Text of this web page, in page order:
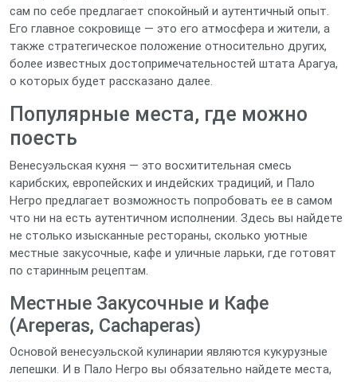
сам по себе предлагает спокойный и аутентичный опыт.
Его главное сокровище — это его атмосфера и жители, а
также стратегическое положение относительно других,
более известных достопримечательностей штата Арагуа,
о которых будет рассказано далее.
Популярные места, где можно
поесть
Венесуэльская кухня — это восхитительная смесь
карибских, европейских и индейских традиций, и Пало
Негро предлагает возможность попробовать ее в самом
что ни на есть аутентичном исполнении. Здесь вы найдете
не столько изысканные рестораны, сколько уютные
местные закусочные, кафе и уличные ларьки, где готовят
по старинным рецептам.
Местные Закусочные и Кафе
(Areperas, Cachaperas)
Основой венесуэльской кулинарии являются кукурузные
лепешки. И в Пало Негро вы обязательно найдете места,